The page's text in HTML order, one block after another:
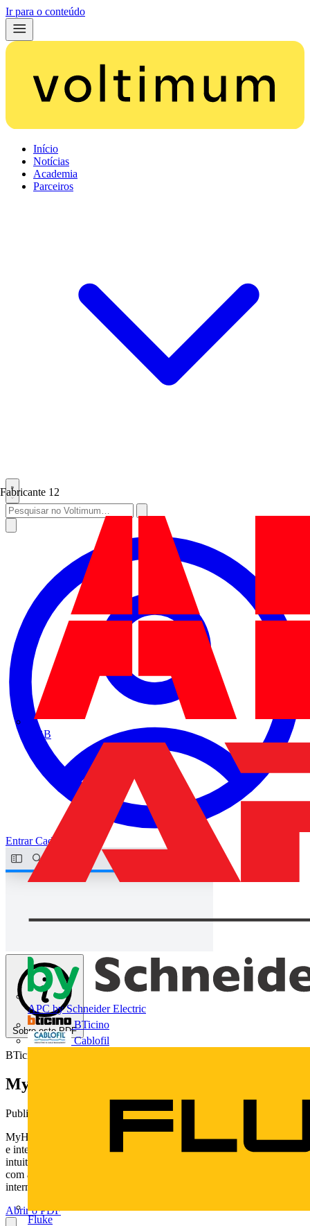
Ir para o conteúdo
Início
Notícias
Academia
Parceiros
Fabricante 12
ABB
APC by Schneider Electric
BTicino
Cablofil
Fluke
EntrarCadastrar
Sobre este PDF
BTicino
MyHOME, sua paixão pelo bem-estar
Publicado: 31 de março de 2016· Categoria: Catálogos
MyHOME oferece soluções de automação para as funções eléctricas
e integração de sistemas de áudio, vídeo e segurança de forma fácil e
intuititva. A funcionalidade e o conforto que os ambientes ganham
com as configurações do sistema também podem ser acessados via
internet, por smartphone e tablet.
Abrir o PDF